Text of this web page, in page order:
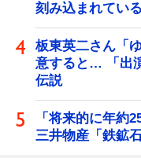
刻み込まれてい
板東英二さん「
意すると… 「出
伝説
「将来的に年
三井物産「鉄鉱